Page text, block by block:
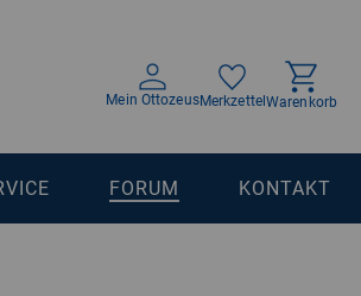
Mein OttozeusMerkzettelWarenkorb
FORUM KONTAKT